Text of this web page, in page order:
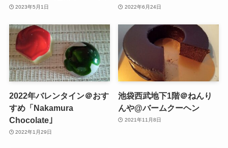
2023年5月1日 2022年6月24日
2022年バレンタイン＠おす
すめ「Nakamura
Chocolate｣
2022年1月29日
池袋西武地下1階＠ねんり
んや@バームクーヘン
2021年11月8日